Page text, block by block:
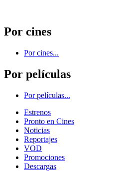
Por cines
Por cines...
Por películas
Por películas...
Estrenos
Pronto en Cines
Noticias
Reportajes
VOD
Promociones
Descargas